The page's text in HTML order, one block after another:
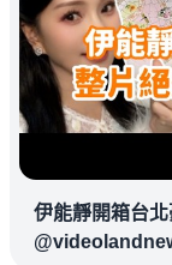
伊能靜開箱台